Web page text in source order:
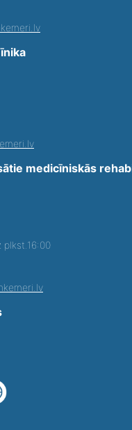
medicīniskās
plkst.16:00